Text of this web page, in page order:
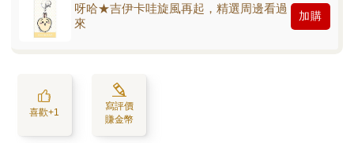
呀哈★吉伊卡哇旋風再起，精選周邊看過
來
加購
喜歡+1
寫評價
賺金幣